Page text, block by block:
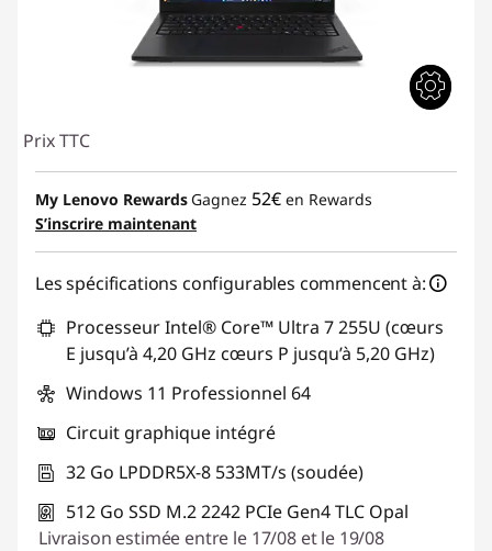
Prix TTC
My Lenovo Rewards Gagnez 52€ en Rewards
S’inscrire maintenant
Les spécifications configurables commencent à:
Processeur Intel® Core™ Ultra 7 255U (cœurs
E jusqu’à 4,20 GHz cœurs P jusqu’à 5,20 GHz)
Windows 11 Professionnel 64
Circuit graphique intégré
32 Go LPDDR5X-8 533MT/s (soudée)
512 Go SSD M.2 2242 PCIe Gen4 TLC Opal
Livraison estimée entre le 17/08 et le 19/08